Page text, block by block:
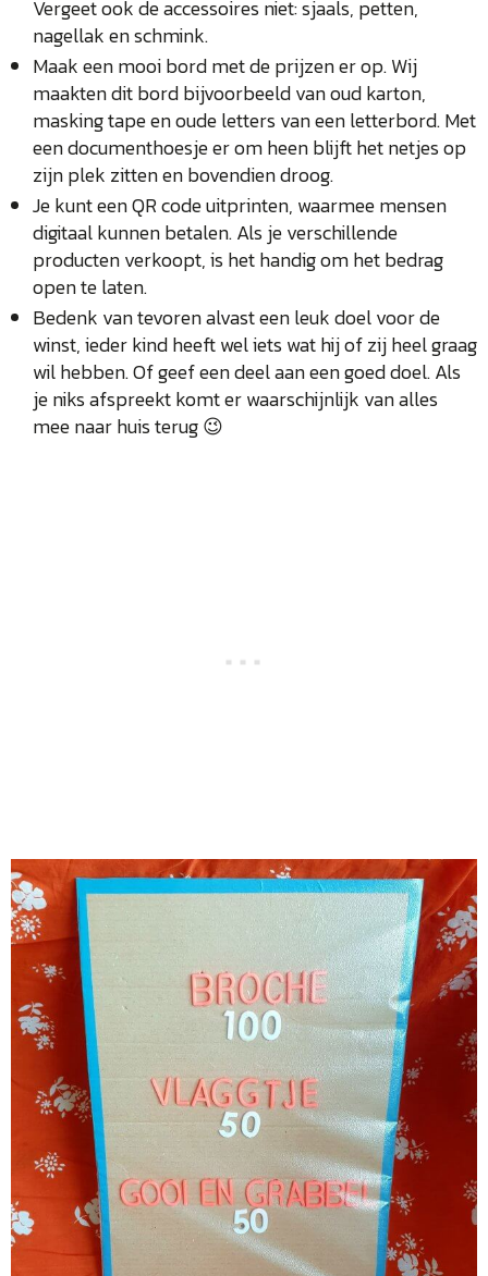
Vergeet ook de accessoires niet: sjaals, petten,
nagellak en schmink.
Maak een mooi bord met de prijzen er op. Wij
maakten dit bord bijvoorbeeld van oud karton,
masking tape en oude letters van een letterbord. Met
een documenthoesje er om heen blijft het netjes op
zijn plek zitten en bovendien droog.
Je kunt een QR code uitprinten, waarmee mensen
digitaal kunnen betalen. Als je verschillende
producten verkoopt, is het handig om het bedrag
open te laten.
Bedenk van tevoren alvast een leuk doel voor de
winst, ieder kind heeft wel iets wat hij of zij heel graag
wil hebben. Of geef een deel aan een goed doel. Als
je niks afspreekt komt er waarschijnlijk van alles
mee naar huis terug 😉